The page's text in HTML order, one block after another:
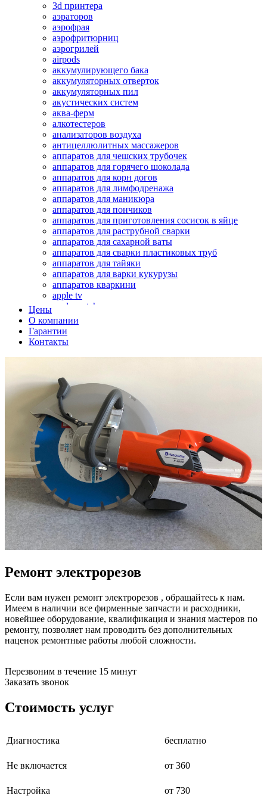
3d принтера
аэраторов
аэрофрая
аэрофритюрниц
аэрогрилей
airpods
аккумулирующего бака
аккумуляторных отверток
аккумуляторных пил
акустических систем
аква-ферм
алкотестеров
анализаторов воздуха
антицеллюлитных массажеров
аппаратов для чешских трубочек
аппаратов для горячего шоколада
аппаратов для корн догов
аппаратов для лимфодренажа
аппаратов для маникюра
аппаратов для пончиков
аппаратов для приготовления сосисок в яйце
аппаратов для раструбной сварки
аппаратов для сахарной ваты
аппаратов для сварки пластиковых труб
аппаратов для тайяки
аппаратов для варки кукурузы
аппаратов кваркини
apple tv
apple watch
аромадиффузоров
аромастанций
ароматизаторов воздуха
аудиоплееров
аудиопроцессоров
аудиоусилителей
авто акустики, автомобильной акустики
авто мониторов
автохолодильников
автокондиционера
автоматики для генераторов
автоматики управления
автоматики вентустановок
автомобильных телевизоров
автомоек
автотрансформаторов
багги
бактерицидной лампы
беговых дорожек
бензобуров
бензогенераторов
бензоножниц
бензорезов
беспроводных систем мониторинга
беспроводных систем презентаций
бетоноломов
бетономешалок
безменов
блендеров
блинниц
блоков коммутации
блоков управления
бормашин
Цены
О компании
Гарантии
Контакты
Ремонт электрорезов
Если вам нужен ремонт электрорезов , обращайтесь к нам.
Имеем в наличии все фирменные запчасти и расходники,
новейшее оборудование, квалификация и знания мастеров по
ремонту, позволяет нам проводить без дополнительных
наценок ремонтные работы любой сложности.
Перезвоним в течение 15 минут
Заказать звонок
Стоимость услуг
Диагностика бесплатно
Не включается от 360
Настройка от 730